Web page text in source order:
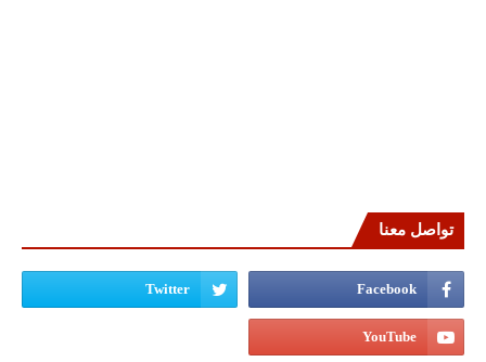
تواصل معنا